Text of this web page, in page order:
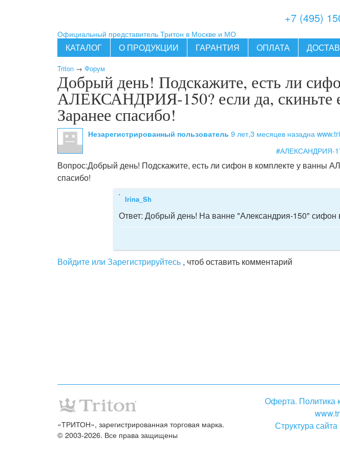
Официальный представитель Тритон в Москве и МО
+7 (495)
КАТАЛОГ О ПРОДУКЦИИ ГАРАНТИЯ ОПЛАТА
Triton → Форум
Добрый день! Подскажите, есть ли
АЛЕКСАНДРИЯ-150? если да, скиньте
Заранее спасибо!
Незарегистрированный пользователь 9 лет,3 месяцев назадна
#АЛЕКСАНДРИЯ-
Вопрос:Добрый день! Подскажите, есть ли сифон в комплекте у ванны
спасибо!
Irina_Sh
Ответ: Добрый день! На ванне "Александрия-150" сифон
Войдите или Зарегистрируйтесь , чтоб оставить комментарий
Оферта. Политика
Структура сайта
«ТРИТОН», зарегистрированная торговая марка.
© 2003-2026. Все права защищены